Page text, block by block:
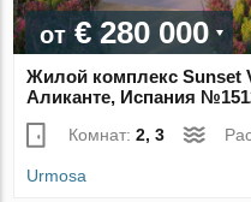
от€ 280 000
Жилой комплекс Sunset
Аликанте, Испания
Комнат:2, 3
Urmosa